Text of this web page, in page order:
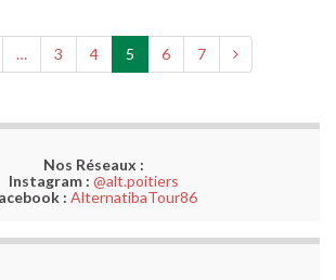
… 3 4 5 6 7
Nos Réseaux :
Instagram : @alt.poitiers
: AlternatibaTour86